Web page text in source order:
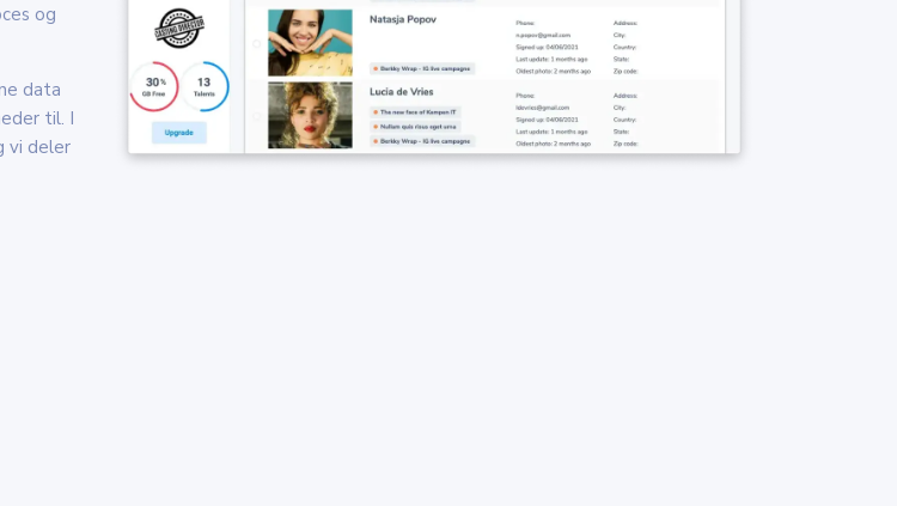
og
data
til. I
vi deler